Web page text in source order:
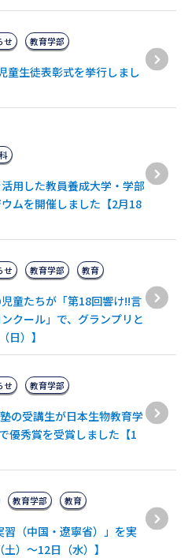
童生徒表彰式を挙行しまし
せ 教育学部
用した教員養成大学・学部
ムを開催しました【2月18
童たちが「第18回響け!!言
クール」で、グランプリと
日）】
せ 教育学部 教育
の受講生が日本生物教育学
優秀賞を受賞しました【1
せ 教育学部
（中国・遼寧省）」を実
）～12日（水）】
教育学部 教育